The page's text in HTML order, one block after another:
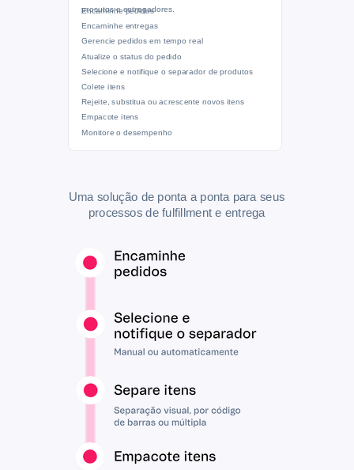
Encaminhe pedidos
Encaminhe entregas
Gerencie pedidos em tempo real
Atualize o status do pedido
Selecione e notifique o separador de produtos
Colete itens
Rejeite, substitua ou acrescente novos itens
Empacote itens
Monitore o desempenho
prosutos e entregadores.
Uma solução de ponta a ponta para seus
processos de fulfillment e entrega